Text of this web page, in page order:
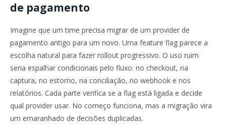
de pagamento
Imagine que um time precisa migrar de um provider de
pagamento antigo para um novo. Uma feature flag parece a
escolha natural para fazer rollout progressivo. O uso ruim
seria espalhar condicionais pelo fluxo: no checkout, na
captura, no estorno, na conciliação, no webhook e nos
relatórios. Cada parte verifica se a flag está ligada e decide
qual provider usar. No começo funciona, mas a migração vira
um emaranhado de decisões duplicadas.